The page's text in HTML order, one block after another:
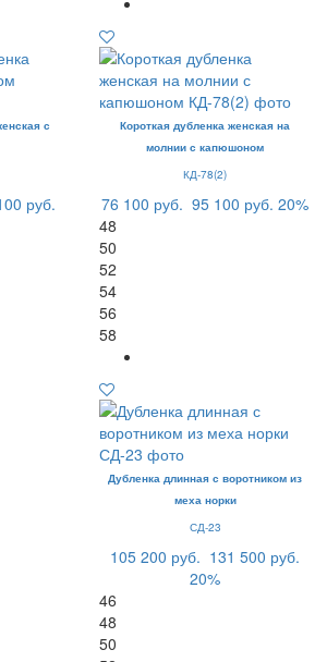
с
руб.
Короткая дубленка женская на
молнии с капюшоном
КД-78(2)
76 100 руб. 95 100 руб. 20%
48
50
52
54
56
58
Дубленка длинная с воротником из
меха норки
СД-23
105 200 руб. 131 500 руб.
20%
46
48
50